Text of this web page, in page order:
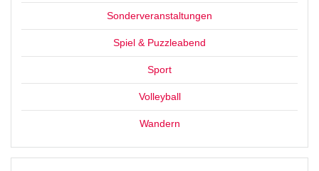
Sonderveranstaltungen
Spiel & Puzzleabend
Sport
Volleyball
Wandern